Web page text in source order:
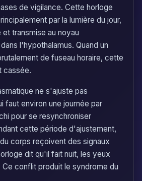
de vigilance. Cette horloge
par la lumière du jour,
transmise au noyau
l'hypothalamus. Quand un
de fuseau horaire, cette
cassée.
ne s'ajuste pas
faut environ une journée par
pour se resynchroniser
cette période d'ajustement,
corps reçoivent des signaux
dit qu'il fait nuit, les yeux
conflit produit le syndrome du